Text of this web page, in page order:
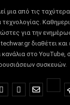
μια από τις
για την
διαθέτει
στο YouTube,
συσκευών.